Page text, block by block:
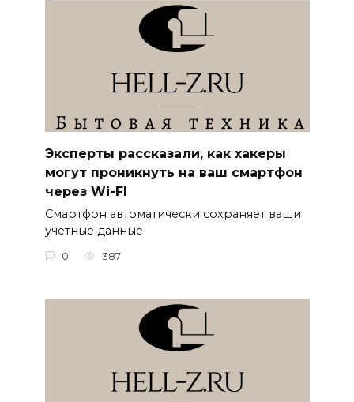
Эксперты рассказали, как хакеры
могут проникнуть на ваш смартфон
через Wi-FI
Смартфон автоматически сохраняет ваши
учетные данные
0 387